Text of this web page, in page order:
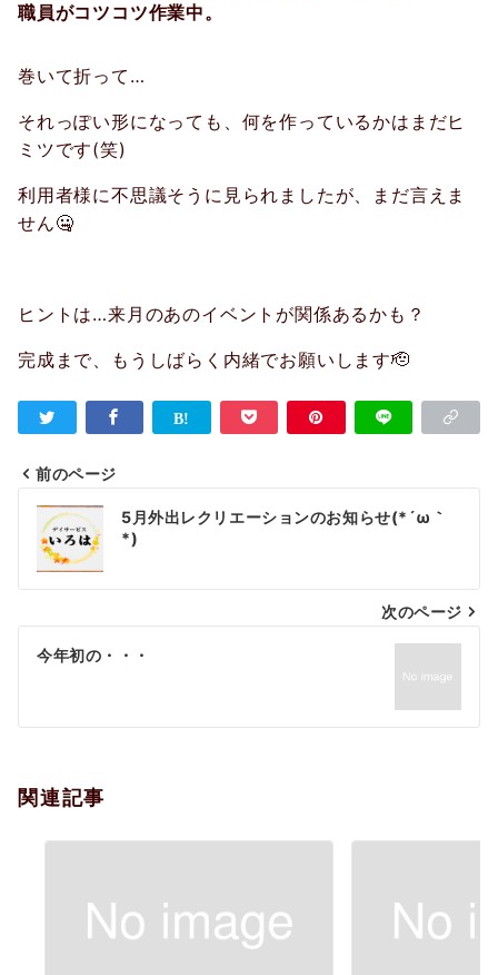
職員がコツコツ作業中。
巻いて折って…
それっぽい形になっても、何を作っているかはまだヒ
ミツです(笑)
利用者様に不思議そうに見られましたが、まだ言えま
せん🤐
ヒントは…来月のあのイベントが関係あるかも？
完成まで、もうしばらく内緒でお願いします🫡
投
稿
ナ
ビ
ゲ
シ
ン
前のページ
5月外出レクリエーションのお知らせ(*´ω｀
*)
次のページ
今年初の・・・
関連記事